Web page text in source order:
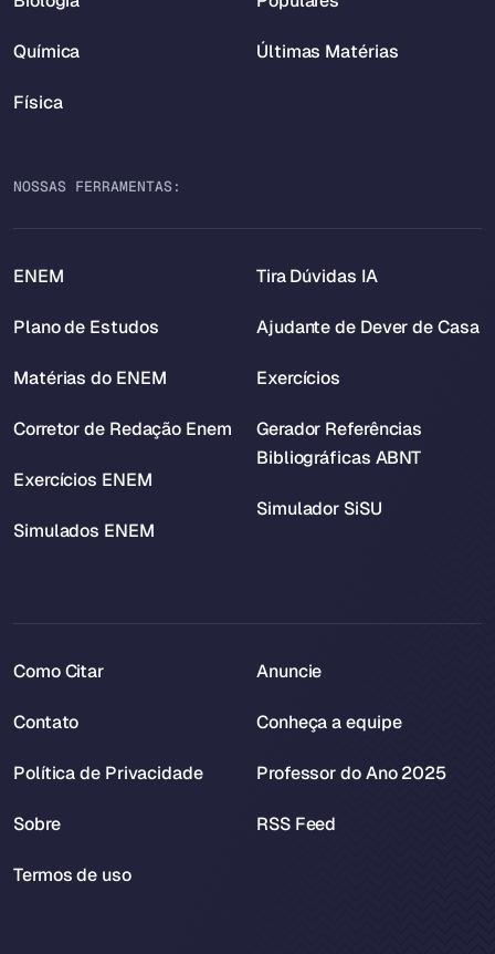
Química
Física
Últimas Matérias
NOSSAS FERRAMENTAS:
ENEM
Plano de Estudos
Matérias do ENEM
Corretor de Redação Enem
Exercícios ENEM
Simulados ENEM
Tira Dúvidas IA
Ajudante de Dever de Casa
Exercícios
Gerador Referências
Bibliográficas ABNT
Simulador SiSU
Como Citar
Contato
Política de Privacidade
Sobre
Termos de uso
Anuncie
Conheça a equipe
Professor do Ano 2025
RSS Feed